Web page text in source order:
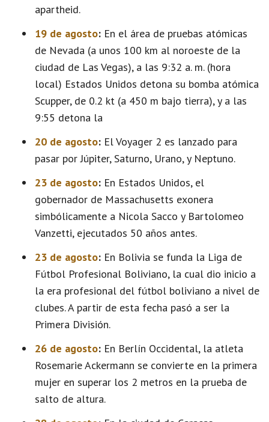
apartheid.
19 de agosto: En el área de pruebas atómicas
de Nevada (a unos 100 km al noroeste de la
ciudad de Las Vegas), a las 9:32 a. m. (hora
local) Estados Unidos detona su bomba atómica
Scupper, de 0.2 kt (a 450 m bajo tierra), y a las
9:55 detona la
20 de agosto: El Voyager 2 es lanzado para
pasar por Júpiter, Saturno, Urano, y Neptuno.
23 de agosto: En Estados Unidos, el
gobernador de Massachusetts exonera
simbólicamente a Nicola Sacco y Bartolomeo
Vanzetti, ejecutados 50 años antes.
23 de agosto: En Bolivia se funda la Liga de
Fútbol Profesional Boliviano, la cual dio inicio a
la era profesional del fútbol boliviano a nivel de
clubes. A partir de esta fecha pasó a ser la
Primera División.
26 de agosto: En Berlín Occidental, la atleta
Rosemarie Ackermann se convierte en la primera
mujer en superar los 2 metros en la prueba de
salto de altura.